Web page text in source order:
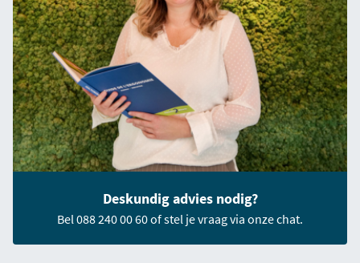
Deskundig advies nodig?
Bel 088 240 00 60 of stel je vraag via onze chat.